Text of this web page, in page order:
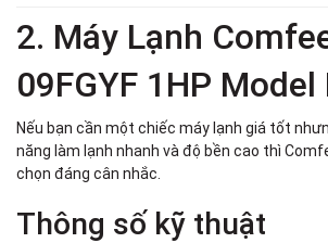
2. Máy Lạnh
09FGYF 1HP Model
Nếu bạn cần một chiếc máy lạnh giá tốt
năng làm lạnh nhanh và độ bền cao thì
chọn đáng cân nhắc.
Thông số kỹ thuật